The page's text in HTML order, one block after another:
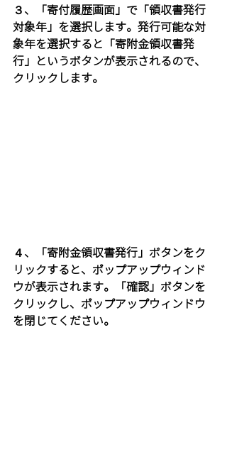
３、「寄付履歴画面」で「領収書発行
対象年」を選択します。発行可能な対
象年を選択すると「寄附金領収書発
行」というボタンが表示されるので、
クリックします。
４、「寄附金領収書発行」ボタンをク
リックすると、ポップアップウィンド
ウが表示されます。「確認」ボタンを
クリックし、ポップアップウィンドウ
を閉じてください。